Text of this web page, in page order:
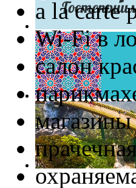
a la carte
Wi-Fi в
салон
магазины